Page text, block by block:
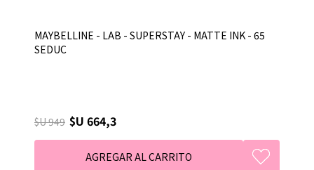
MAYBELLINE - LAB - SUPERSTAY - MATTE INK - 65
SEDUC
$U 949 $U 664,3